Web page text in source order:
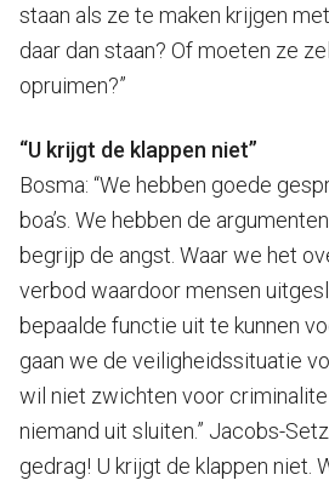
staan als ze te maken krijgen
daar dan staan? Of moeten ze
opruimen?”
“U krijgt de klappen niet”
Bosma: “We hebben goede
boa’s. We hebben de
begrijp de angst. Waar we het
verbod waardoor mensen
bepaalde functie uit te kunnen
gaan we de veiligheidssituatie
wil niet zwichten voor
niemand uit sluiten.” Jacobs-
gedrag! U krijgt de klappen niet.